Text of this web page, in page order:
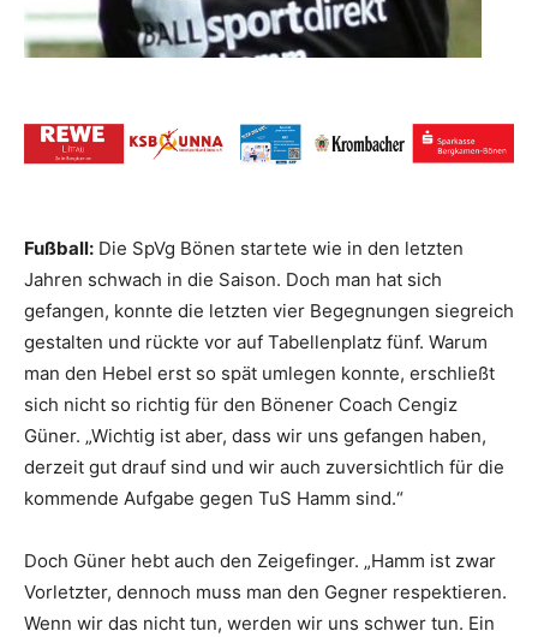
Fußball: Die SpVg Bönen startete wie in den letzten
Jahren schwach in die Saison. Doch man hat sich
gefangen, konnte die letzten vier Begegnungen siegreich
gestalten und rückte vor auf Tabellenplatz fünf. Warum
man den Hebel erst so spät umlegen konnte, erschließt
sich nicht so richtig für den Bönener Coach Cengiz
Güner. „Wichtig ist aber, dass wir uns gefangen haben,
derzeit gut drauf sind und wir auch zuversichtlich für die
kommende Aufgabe gegen TuS Hamm sind.“
Doch Güner hebt auch den Zeigefinger. „Hamm ist zwar
Vorletzter, dennoch muss man den Gegner respektieren.
Wenn wir das nicht tun, werden wir uns schwer tun. Ein